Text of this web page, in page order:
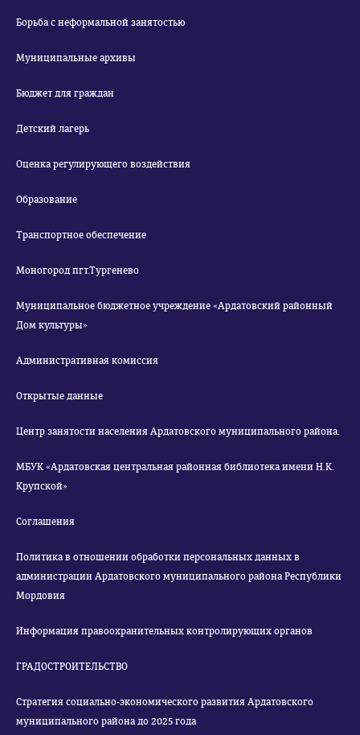
Борьба с неформальной занятостью
Муниципальные архивы
Бюджет для граждан
Детский лагерь
Оценка регулирующего воздействия
Образование
Транспортное обеспечение
Моногород пгт.Тургенево
Муниципальное бюджетное учреждение «Ардатовский районный
Дом культуры»
Административная комиссия
Открытые данные
Центр занятости населения Ардатовского муниципального района.
МБУК «Ардатовская центральная районная библиотека имени Н.К.
Крупской»
Соглашения
Политика в отношении обработки персональных данных в
администрации Ардатовского муниципального района Республики
Мордовия
Информация правоохранительных контролирующих органов
ГРАДОСТРОИТЕЛЬСТВО
Стратегия социально-экономического развития Ардатовского
муниципального района до 2025 года